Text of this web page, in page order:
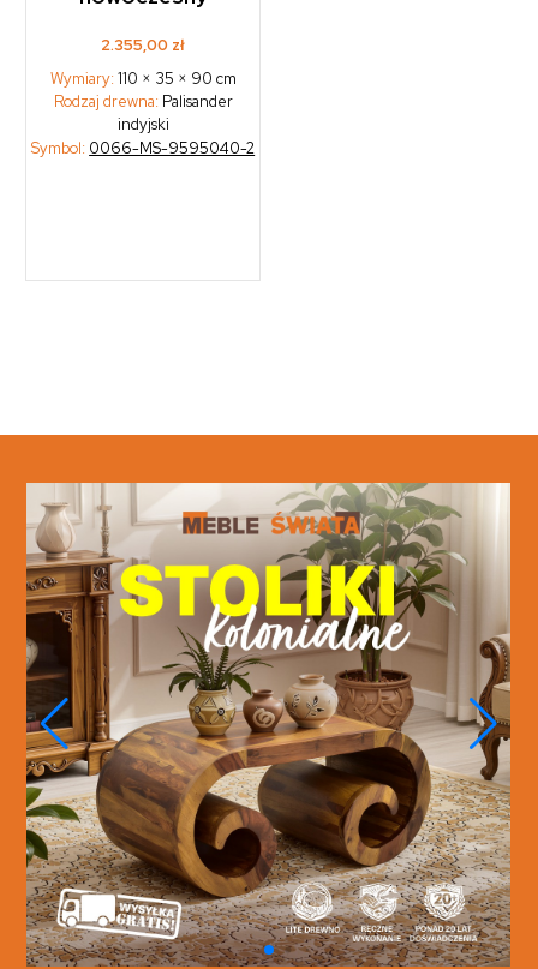
2.355,00 zł
Wymiary: 110 × 35 × 90 cm
Rodzaj drewna: Palisander
indyjski
Symbol: 0066-MS-9595040-2